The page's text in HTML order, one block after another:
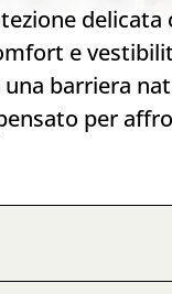
e
barriera
per